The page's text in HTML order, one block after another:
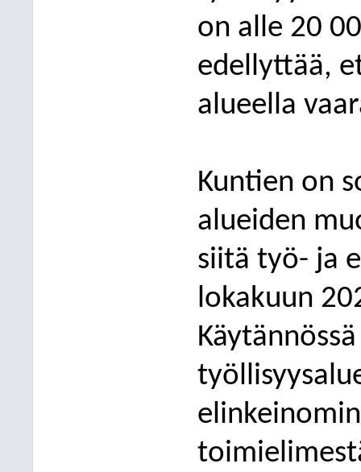
on alle 20
edellyttää,
alueella
Kuntien on
alueiden
siitä työ- ja
lokakuun